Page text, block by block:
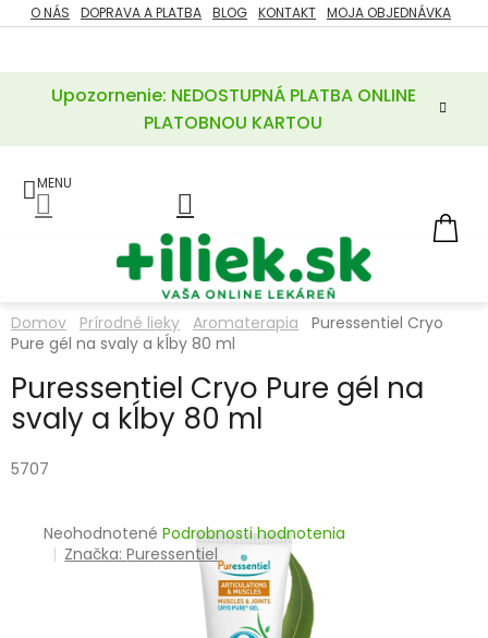
Prejsť
na
Upozornenie: NEDOSTUPNÁ PLATBA ONLINE
PLATOBNOU KARTOU
O NÁS DOPRAVA A PLATBA BLOG KONTAKT MOJA OBJEDNÁVKA
ZĽAVY
POTREBY
A
LIEKY
VITAMÍNY
MINERÁLY
KOZMETIKA
EROTIKA
Domov Prírodné lieky Aromaterapia
Puressentiel Cryo
Pure gél na svaly a kĺby 80 ml
Puressentiel Cryo Pure gél na
svaly a kĺby 80 ml
5707
Priemerné
hodnotenie
Neohodnotené Podrobnosti hodnotenia
Značka:Puressentiel